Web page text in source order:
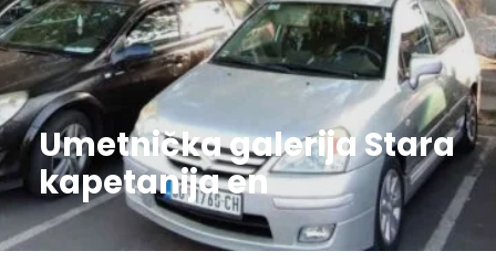
Umetnička galerija Stara
kapetanija en